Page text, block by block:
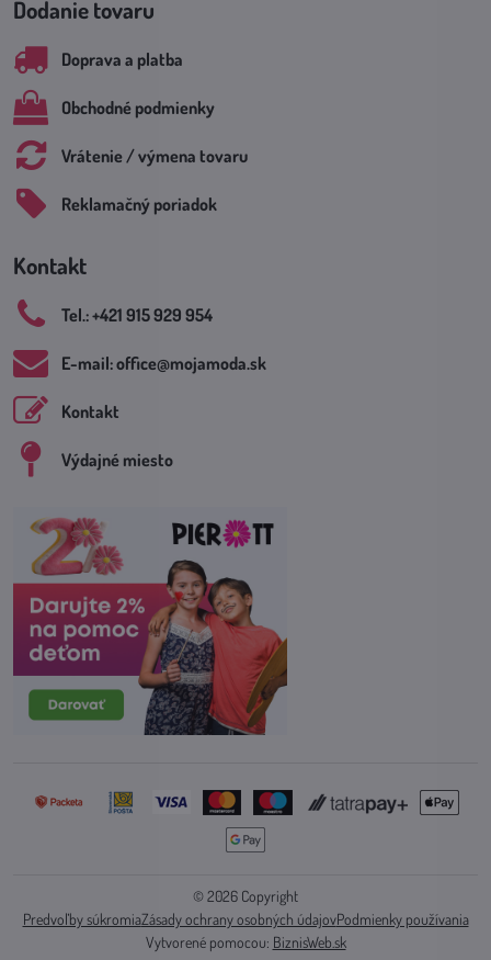
Dodanie tovaru
Doprava a platba
Obchodné podmienky
Vrátenie / výmena tovaru
Reklamačný poriadok
Kontakt
Tel​.: +421 915 929 954
E-mail: office​@mojamoda​.sk
Kontakt
Výdajné miesto
©2026 Copyright
Predvoľby súkromiaZásady ochrany osobných údajovPodmienky používania
Vytvorené pomocou: BiznisWeb.sk